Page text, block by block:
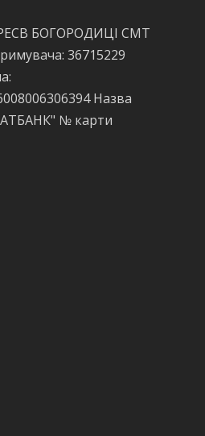
БОГОРОДИЦІ СМТ
36715229
Назва
№ карти